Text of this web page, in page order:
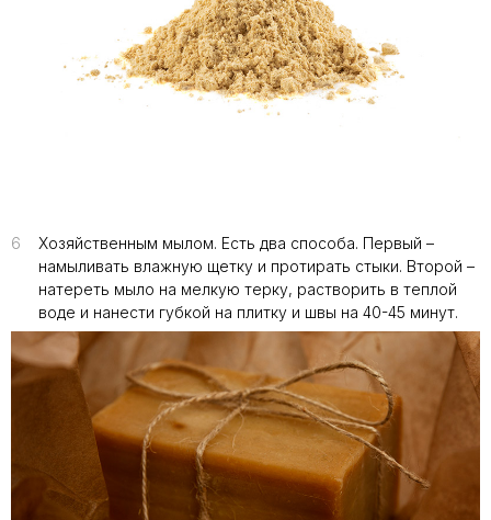
Хозяйственным мылом. Есть два способа. Первый –
намыливать влажную щетку и протирать стыки. Второй –
натереть мыло на мелкую терку, растворить в теплой
воде и нанести губкой на плитку и швы на 40-45 минут.
6